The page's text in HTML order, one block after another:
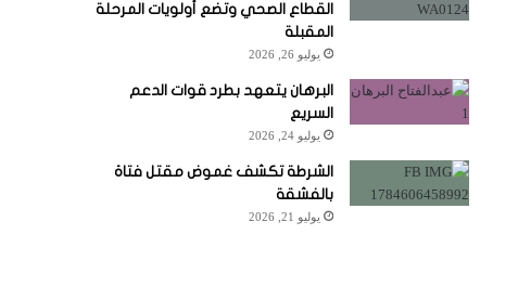
القطاع الصحي وتضع أولويات المرحلة
المقبلة
يوليو 26, 2026
البرهان يتعهد بطرد قوات الدعم
السريع
يوليو 24, 2026
الشرطة تكشف غموض مقتل فتاة
بالفشقة
يوليو 21, 2026